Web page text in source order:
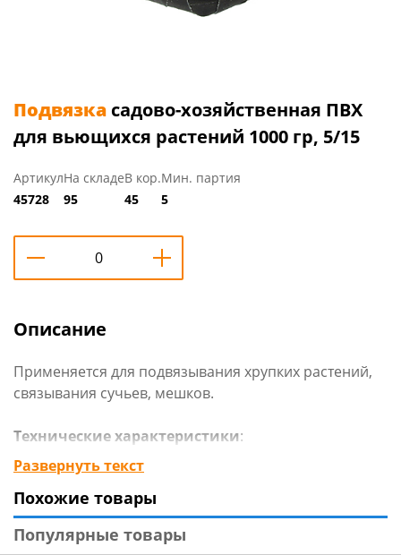
Подвязка садово-хозяйственная ПВХ
для вьющихся растений 1000 гр, 5/15
Артикул
45728
На складе
95
В кор.
45
Мин. партия
5
Описание
Применяется для подвязывания хрупких растений,
связывания сучьев, мешков.
Технические характеристики:
Тип: Шнур
Назначение: Подвязывание растений
Вес, г: 1000
Материал: ПВХ
Страна изготовитель: Россия
Развернуть текст
Похожие товары
Популярные товары